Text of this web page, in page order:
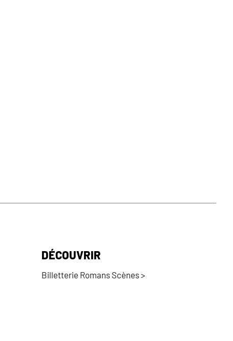
DÉCOUVRIR
Billetterie Romans Scènes >